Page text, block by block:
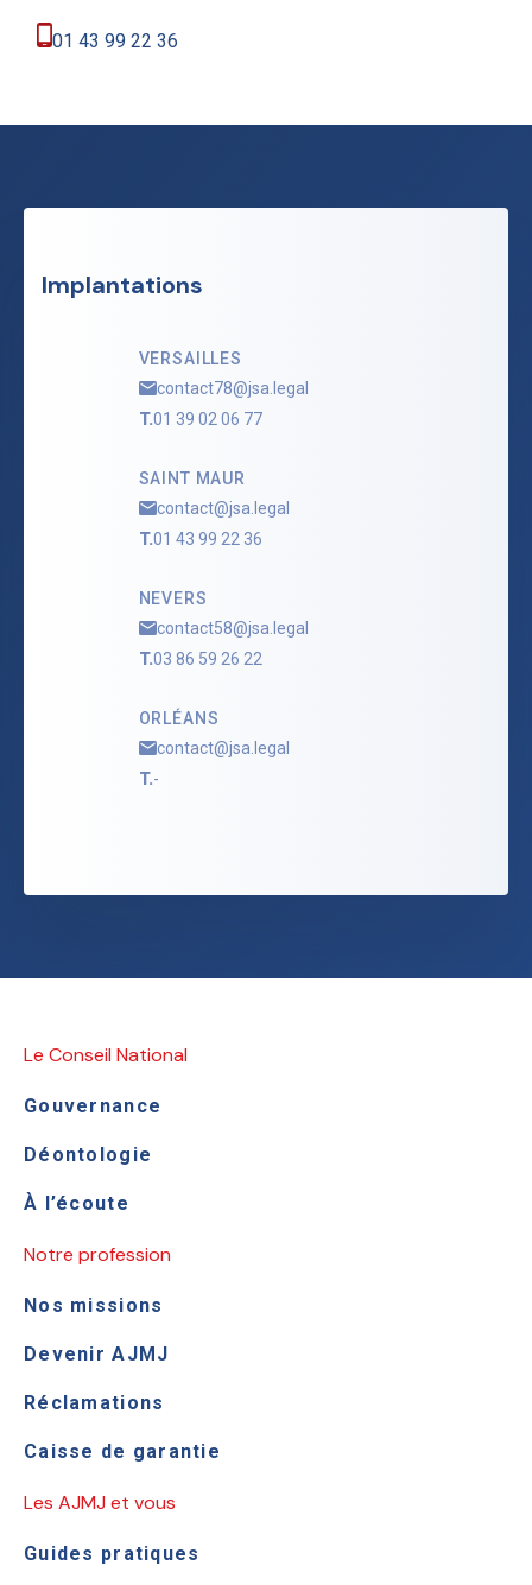
01 43 99 22 36
Implantations
VERSAILLES
contact78@jsa.legal
T.01 39 02 06 77
SAINT MAUR
contact@jsa.legal
T.01 43 99 22 36
NEVERS
contact58@jsa.legal
T.03 86 59 26 22
ORLÉANS
contact@jsa.legal
T.-
Le Conseil National
Gouvernance
Déontologie
À l’écoute
Notre profession
Nos missions
Devenir AJMJ
Réclamations
Caisse de garantie
Les AJMJ et vous
Guides pratiques